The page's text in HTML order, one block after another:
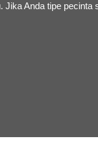
Jika Anda tipe